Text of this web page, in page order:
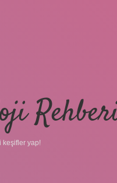
keşifler yap!